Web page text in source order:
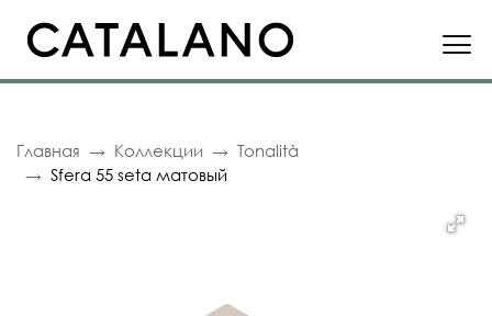
Главная Коллекции
Tonalità
Sfera 55 seta матовый